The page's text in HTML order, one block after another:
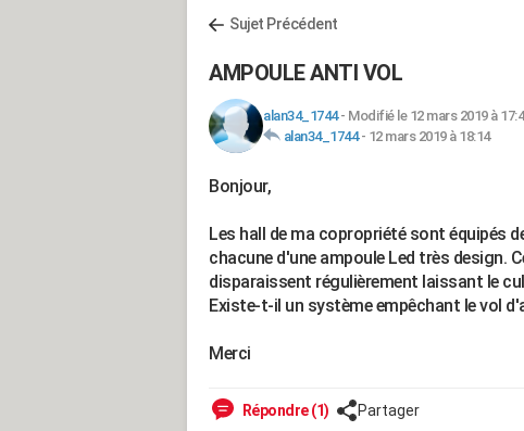
Sujet Précédent
AMPOULE ANTI VOL
alan34_1744- Modifié le 12 mars 2019 à
alan34_1744- 12 mars 2019 à 18:14
Bonjour,
Les hall de ma copropriété sont équipés
chacune d'une ampoule Led très design.
disparaissent régulièrement laissant le
Existe-t-il un système empêchant le vol
Merci
Répondre (1) Partager